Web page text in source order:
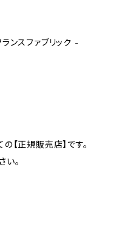
ンスファブリック -
【正規販売店】です。
い。